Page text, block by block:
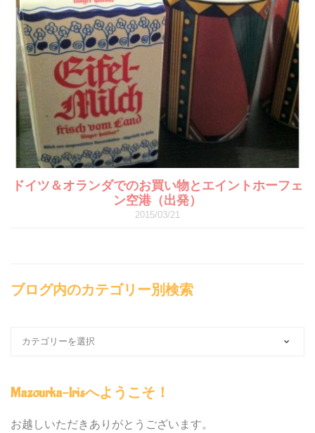
ドイツ＆オランダでのお買い物とエイントホーフェ
ン空港（出発）
2015/03/21
ブログ内のカテゴリー別検索
の
テ
Mazourka-Irisへようこそ！
お越しいただきありがとうございます。